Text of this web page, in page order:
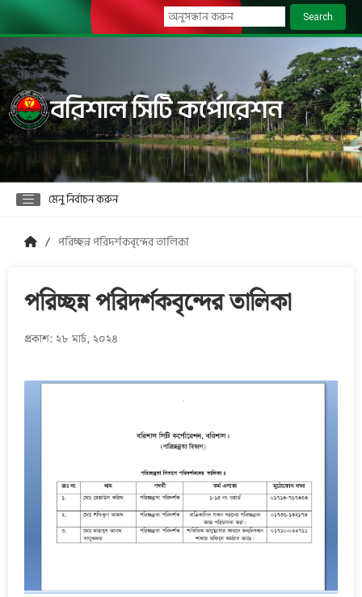
Search
বরিশাল সিটি কর্পোরেশন
মেনু নির্বাচন করুন
পরিচ্ছন্ন পরিদর্শকবৃন্দের তালিকা
পরিচ্ছন্ন পরিদর্শকবৃন্দের তালিকা
প্রকাশ: ২৮ মার্চ, ২০২৪